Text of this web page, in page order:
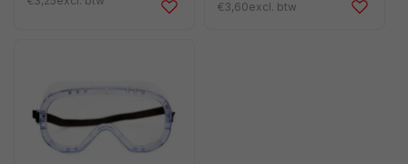
prijs
prijs
€3,60excl. btw